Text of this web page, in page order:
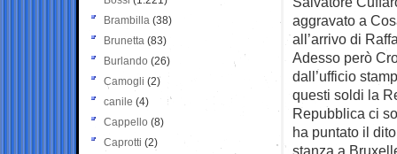
aggravato a
all’arrivo di
Adesso però
dall’ufficio
questi soldi la
Repubblica ci
ha puntato il
stanza a
Brambilla (38)
Brunetta (83)
Burlando (26)
Camogli (2)
canile (4)
Cappello (8)
Caprotti (2)